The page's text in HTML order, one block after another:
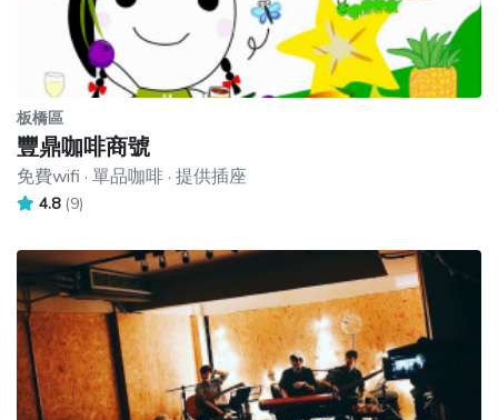
板橋區
豐鼎咖啡商號
免費wifi · 單品咖啡 · 提供插座
4.8 (9)